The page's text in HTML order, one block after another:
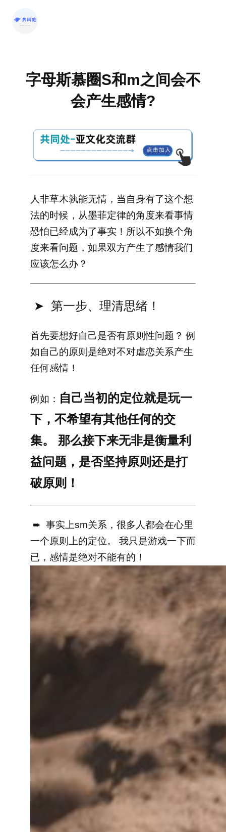
字母斯慕圈S和m之间会不
会产生感情?
人非草木孰能无情，当自身有了这个想
法的时候，从墨菲定律的角度来看事情
恐怕已经成为了事实！所以不如换个角
度来看问题，如果双方产生了感情我们
应该怎么办？
➤ 第一步、理清思绪！
首先要想好自己是否有原则性问题？ 例
如自己的原则是绝对不对虐恋关系产生
任何感情！
例如： 自己当初的定位就是玩一
下，不希望有其他任何的交
集。 那么接下来无非是衡量利
益问题，是否坚持原则还是打
破原则！
➨ 事实上sm关系，很多人都会在心里
一个原则上的定位。 我只是游戏一下而
已，感情是绝对不能有的！